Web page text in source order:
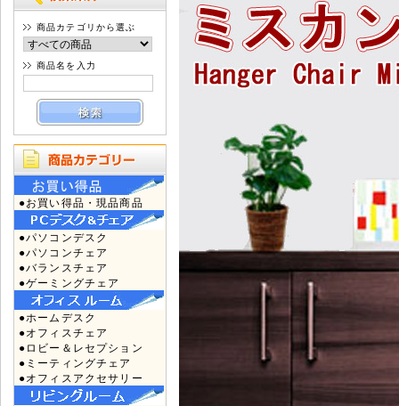
商品カテゴリから選ぶ
商品名を入力
●お買い得品・現品商品
●パソコンデスク
●パソコンチェア
●バランスチェア
●ゲーミングチェア
●ホームデスク
●オフィスチェア
●ロビー＆レセプション
●ミーティングチェア
●オフィスアクセサリー